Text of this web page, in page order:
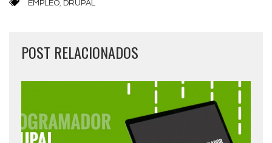
EMPLEO, DRUPAL
POST RELACIONADOS